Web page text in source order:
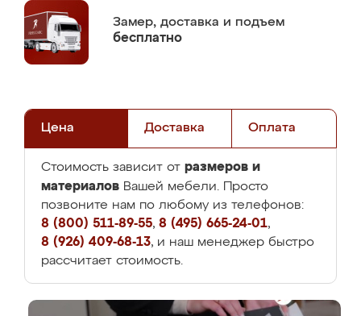
Замер, доставка и подъем
бесплатно
Цена Доставка Оплата
Стоимость зависит от размеров и
материалов Вашей мебели. Просто
позвоните нам по любому из телефонов:
8 (800) 511-89-55, 8 (495) 665-24-01,
8 (926) 409-68-13, и наш менеджер быстро
рассчитает стоимость.